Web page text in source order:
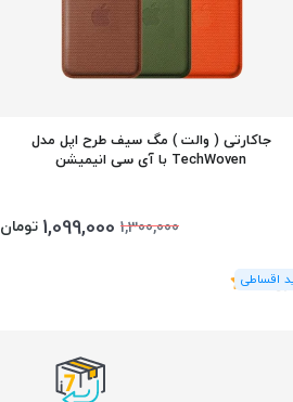
جاکارتی ( والت ) مگ سیف طرح اپل مدل
TechWoven با آی سی انیمیشن
1,300,000
1,099,000 تومان
رای)
5